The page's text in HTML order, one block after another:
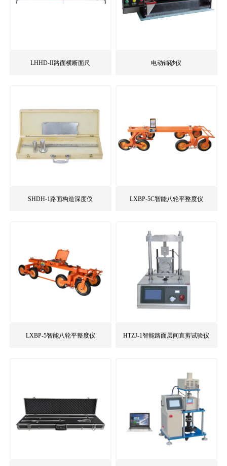
LHHD-II路面横断面尺 电动铺砂仪
SHDH-1路面构造深度仪 LXBP-5C智能八轮平整度仪
LXBP-5智能八轮平整度仪 HTZJ-1智能路面层间直剪试验仪